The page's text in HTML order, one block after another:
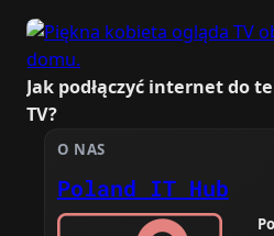
Jak podłączyć internet do
TV?
O NAS
Poland IT Hub